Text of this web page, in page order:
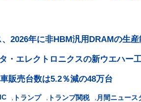
2026年に非HBM汎用DRAMの生
・エレクトロニクスの新ウエハー
販売台数は5.2％減の48万台
トランプ トランプ関税 月間ニュース